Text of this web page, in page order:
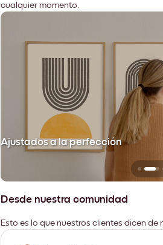
cualquier momento.
Ajustados a la perfección
Desde nuestra comunidad
Esto es lo que nuestros clientes dicen de